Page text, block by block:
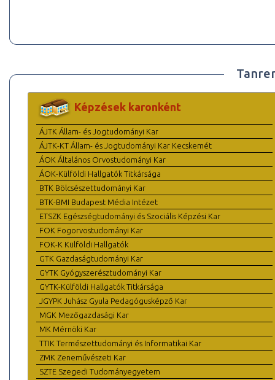
Képzések karonként
ÁJTK Állam- és Jogtudományi Kar
ÁJTK-KT Állam- és Jogtudományi Kar Kecskemét
ÁOK Általános Orvostudományi Kar
ÁOK-Külföldi Hallgatók Titkársága
BTK Bölcsészettudományi Kar
BTK-BMI Budapest Média Intézet
ETSZK Egészségtudományi és Szociális Képzési Kar
FOK Fogorvostudományi Kar
FOK-K Külföldi Hallgatók
GTK Gazdaságtudományi Kar
GYTK Gyógyszerésztudományi Kar
GYTK-Külföldi Hallgatók Titkársága
JGYPK Juhász Gyula Pedagógusképző Kar
MGK Mezőgazdasági Kar
MK Mérnöki Kar
TTIK Természettudományi és Informatikai Kar
ZMK Zeneművészeti Kar
SZTE Szegedi Tudományegyetem